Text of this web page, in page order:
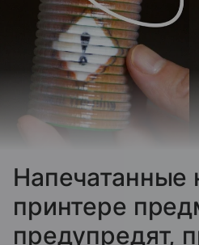
Напечатанные
принтере
предупредят,